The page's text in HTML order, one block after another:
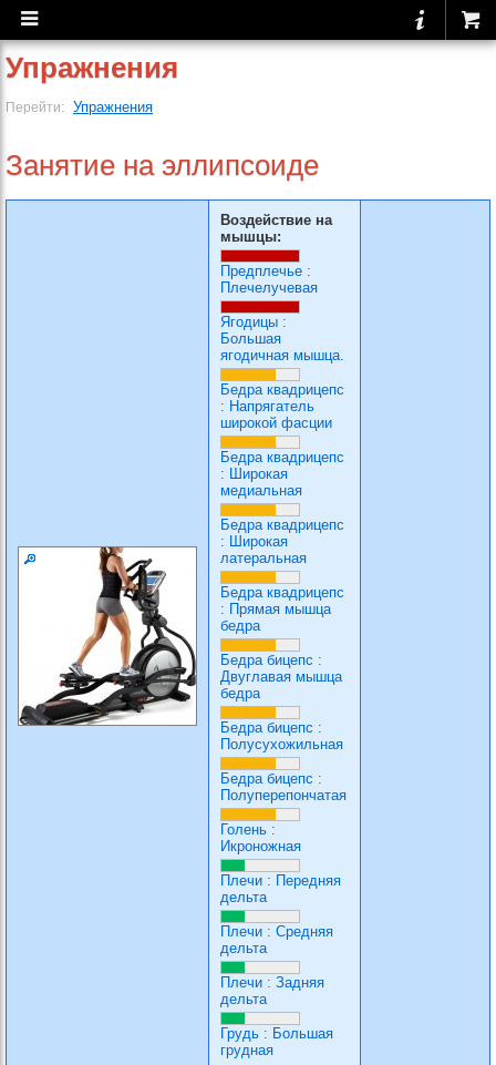
Упражнения
Перейти: Упражнения
Занятие на эллипсоиде
Воздействие на
мышцы:
Предплечье :
Плечелучевая
Ягодицы :
Большая
ягодичная мышца.
Бедра квадрицепс
: Напрягатель
широкой фасции
Бедра квадрицепс
: Широкая
медиальная
Бедра квадрицепс
: Широкая
латеральная
Бедра квадрицепс
: Прямая мышца
бедра
Бедра бицепс :
Двуглавая мышца
бедра
Бедра бицепс :
Полусухожильная
Бедра бицепс :
Полуперепончатая
Голень :
Икроножная
Плечи : Передняя
дельта
Плечи : Средняя
дельта
Плечи : Задняя
дельта
Грудь : Большая
грудная